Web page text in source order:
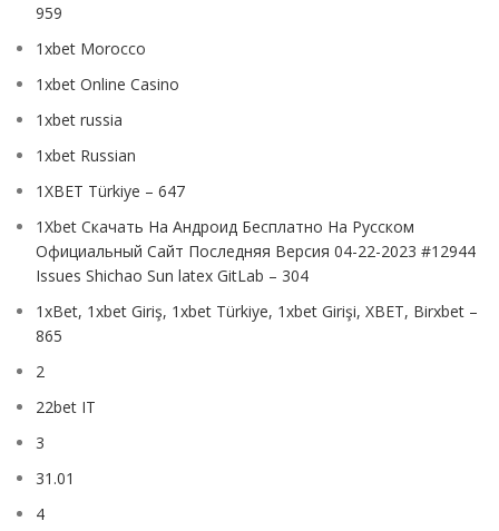
959
1xbet Morocco
1xbet Online Casino
1xbet russia
1xbet Russian
1XBET Türkiye – 647
1Xbet Скачать На Андроид Бесплатно На Русском
Официальный Сайт Последняя Версия 04-22-2023 #12944
Issues Shichao Sun latex GitLab – 304
1xBet, 1xbet Giriş, 1xbet Türkiye, 1xbet Girişi, XBET, Birxbet –
865
2
22bet IT
3
31.01
4